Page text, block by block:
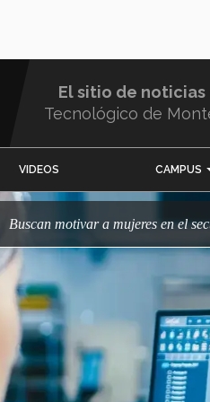
El sitio de noticias
Tecnológico de
VIDEOS CAMPUS
Buscan motivar a mujeres en el